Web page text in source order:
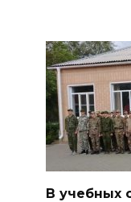
В учебных